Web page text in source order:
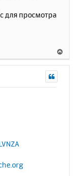
для просмотра
е